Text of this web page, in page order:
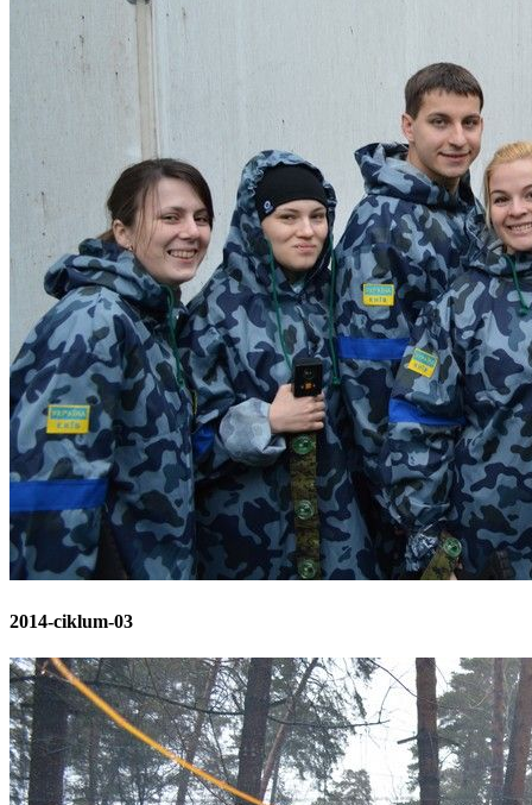
2014-ciklum-03